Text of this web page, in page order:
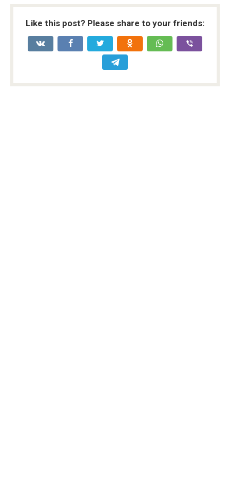
Like this post? Please share to your friends: